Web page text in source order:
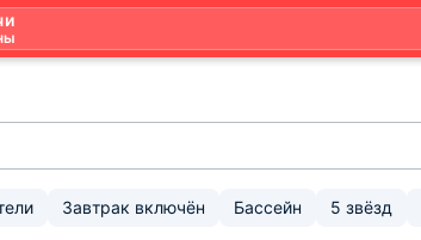
Завтрак включён Бассейн 5 звёзд